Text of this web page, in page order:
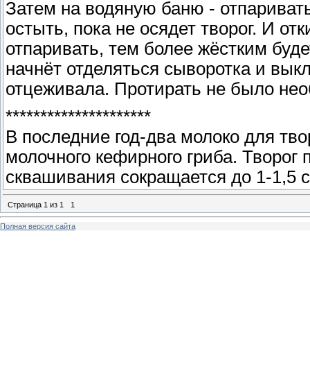
Затем на водяную баню -
остыть, пока не осядет творог. И
отпаривать, тем более жёстким
начнёт отделяться сыворотка и
отцеживала. Протирать не было
*********************
В последние год-два молоко для
молочного кефирного гриба.
сквашивания сокращается до 1-1,5
Страница 1 из 1 1
Полная версия сайта